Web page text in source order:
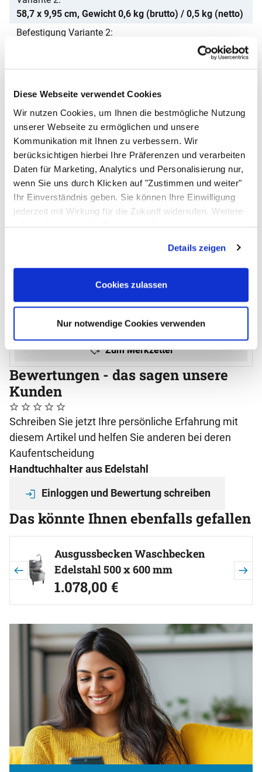
Diese Webseite verwendet Cookies
Wir nutzen Cookies, um Ihnen die bestmögliche Nutzung
unserer Webseite zu ermöglichen und unsere
Kommunikation mit Ihnen zu verbessern. Wir
berücksichtigen hierbei Ihre Präferenzen und verarbeiten
Daten für Marketing, Analytics und Personalisierung nur,
wenn Sie uns durch Klicken auf "Zustimmen und weiter"
Ihr Einverständnis geben. Sie können Ihre Einwilligung
jederzeit mit Wirkung für die Zukunft widerrufen. Weitere
Details zeigen
Cookies zulassen
Nur notwendige Cookies verwenden
58,7 x 9,95 cm, Gewicht 0,6 kg (brutto) / 0,5 kg (netto)
Befestigung Variante 2
Passendes Zubehör von ALLPAX
Noch keine Bewertungen abgegeben
0 Bewertungen
Lieferzeit 5-10 Werktage
In den Warenkorb
Zum Merkzettel
Bewertungen - das sagen unsere
Kunden
Noch keine Bewertungen abgegeben
0 Bewertungen
Schreiben Sie jetzt Ihre persönliche Erfahrung mit
diesem Artikel und helfen Sie anderen bei deren
Kaufentscheidung
Handtuchhalter aus Edelstahl
Einloggen und Bewertung schreiben
Das könnte Ihnen ebenfalls gefallen
Artikel überspringen
Ausgussbecken Waschbecken
Edelstahl 500 x 600 mm
1.078,00 €